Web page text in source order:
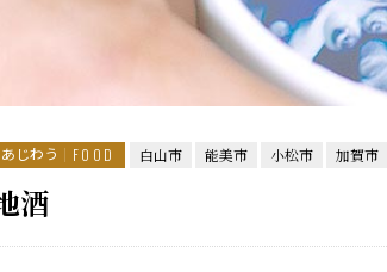
あじわう FOOD 白山市 能美市 小松市 加賀市
酒